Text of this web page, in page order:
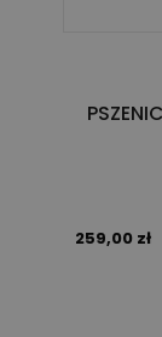
259,00 zł